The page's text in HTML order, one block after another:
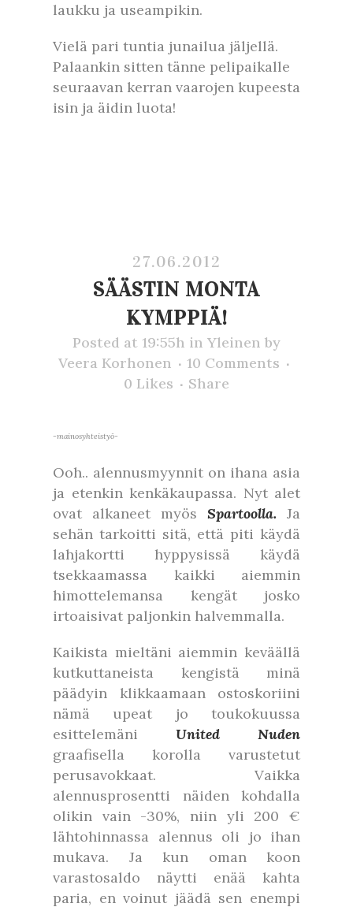
laukku ja useampikin.
Vielä pari tuntia junailua jäljellä.
Palaankin sitten tänne pelipaikalle
seuraavan kerran vaarojen kupeesta
isin ja äidin luota!
27.06.2012
SÄÄSTIN MONTA
KYMPPIÄ!
Posted at 19:55h in Yleinen by
Veera Korhonen
10 Comments
0 Likes Share
-mainosyhteistyö-
Ooh.. alennusmyynnit on ihana asia
ja etenkin kenkäkaupassa. Nyt alet
ovat alkaneet myös
Spartoolla. Ja
sehän tarkoitti sitä, että piti käydä
lahjakortti hyppysissä käydä
tsekkaamassa kaikki aiemmin
himottelemansa kengät josko
irtoaisivat paljonkin halvemmalla.
Kaikista mieltäni aiemmin keväällä
kutkuttaneista kengistä minä
päädyin klikkaamaan ostoskoriini
nämä upeat jo toukokuussa
esittelemäni United Nuden
graafisella korolla varustetut
perusavokkaat. Vaikka
alennusprosentti näiden kohdalla
olikin vain -30%, niin yli 200 €
lähtohinnassa alennus oli jo ihan
mukava. Ja kun oman koon
varastosaldo näytti enää kahta
paria, en voinut jäädä sen enempi